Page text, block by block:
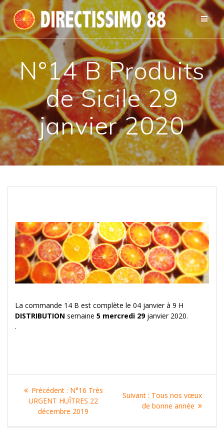
Passer
au
contenu
N°14 B Produits
de Sicile 29
janvier 2020
La commande 14 B est complète le 04 janvier à 9 H
DISTRIBUTION semaine 5 mercredi 29 janvier 2020.
.
Navigation
l’article
Précédent : Article
précédent
:
N°16 Très
URGENT HUÎTRES 22
décembre 2019
Suivant : Article
suivant
Tous nos vœux
de bonne année